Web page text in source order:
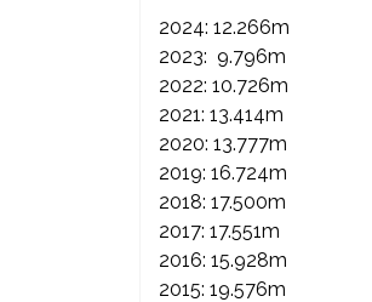
2024: 12.266m
2023: 9.796m
2022: 10.726m
2021: 13.414m
2020: 13.777m
2019: 16.724m
2018: 17.500m
2017: 17.551m
2016: 15.928m
2015: 19.576m